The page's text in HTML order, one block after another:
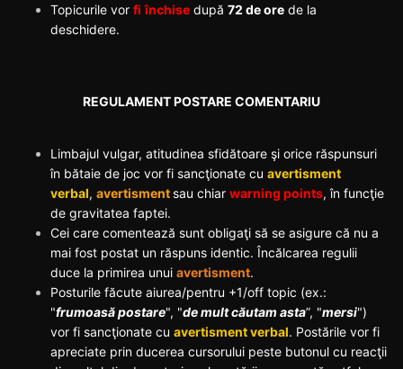
Topicurile vor fi închise după 72 de ore de la
deschidere.
REGULAMENT POSTARE COMENTARIU
Limbajul vulgar, atitudinea sfidătoare şi orice răspunsuri
în bătaie de joc vor fi sancţionate cu avertisment
verbal, avertisment sau chiar warning points, în funcţie
de gravitatea faptei.
Cei care comentează sunt obligaţi să se asigure că nu a
mai fost postat un răspuns identic. Încălcarea regulii
duce la primirea unui avertisment.
Posturile făcute aiurea/pentru +1/off topic (ex.:
"frumoasă postare", "de mult căutam asta”, "mersi")
vor fi sancţionate cu avertisment verbal. Postările vor fi
apreciate prin ducerea cursorului peste butonul cu reacţii